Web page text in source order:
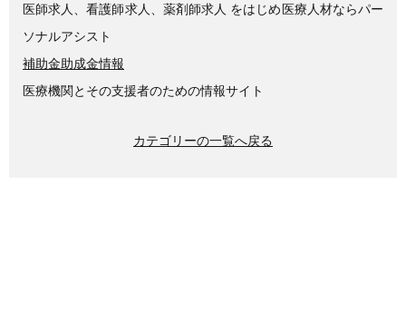
医師求人、看護師求人、薬剤師求人 をはじめ医療人材ならパー
ソナルアシスト
補助金助成金情報
医療機関とその支援者のための情報サイト
カテゴリーの一覧へ戻る